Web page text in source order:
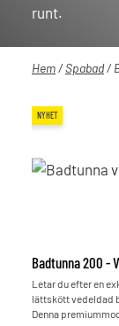
runt.
Hem/Spabad/
NYHET
Badtunna 200 -
Letar du efter en
lättskött vedeldad
Denna